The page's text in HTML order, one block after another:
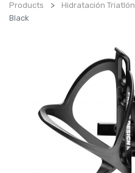
Products Hidratación Triatlón
Black